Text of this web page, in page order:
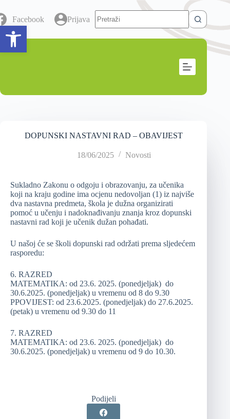
Open toolbar
Facebook Prijava
DOPUNSKI NASTAVNI RAD – OBAVIJEST
18/06/2025 Novosti
Sukladno Zakonu o odgoju i obrazovanju, za učenika
koji na kraju godine ima ocjenu nedovoljan (1) iz najviše
dva nastavna predmeta, škola je dužna organizirati
pomoć u učenju i nadoknađivanju znanja kroz dopunski
nastavni rad koji je učenik dužan pohađati.
U našoj će se školi dopunski rad održati prema sljedećem
rasporedu:
6. RAZRED
MATEMATIKA: od 23.6. 2025. (ponedjeljak) do
30.6.2025. (ponedjeljak) u vremenu od 8 do 9.30
PPOVIJEST: od 23.6.2025. (ponedjeljak) do 27.6.2025.
(petak) u vremenu od 9.30 do 11
7. RAZRED
MATEMATIKA: od 23.6. 2025. (ponedjeljak) do
30.6.2025. (ponedjeljak) u vremenu od 9 do 10.30.
Podijeli